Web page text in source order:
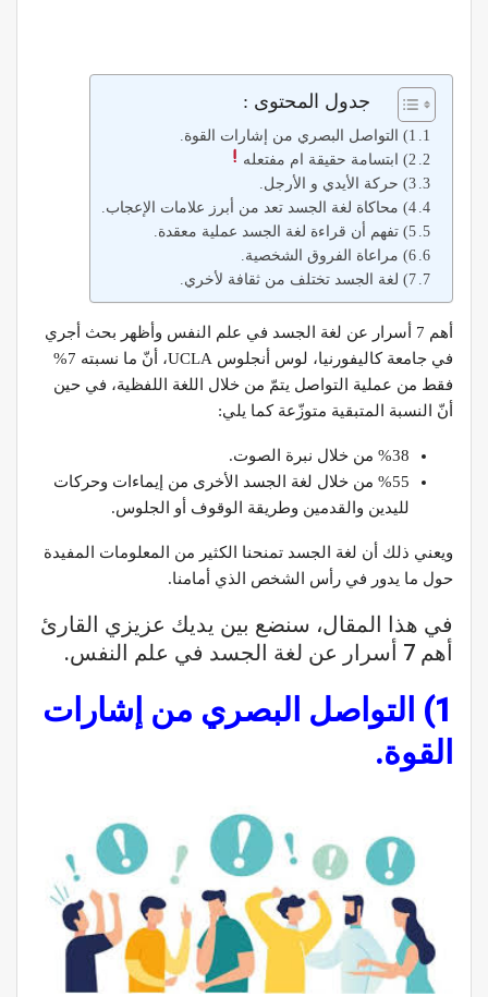
جدول المحتوى :
1) التواصل البصري من إشارات القوة.
2) ابتسامة حقيقة ام مفتعله
3) حركة الأيدي و الأرجل.
4) محاكاة لغة الجسد تعد من أبرز علامات الإعجاب.
5) تفهم أن قراءة لغة الجسد عملية معقدة.
6) مراعاة الفروق الشخصية.
7) لغة الجسد تختلف من ثقافة لأخري.
أهم 7 أسرار عن لغة الجسد في علم النفس وأظهر بحث أجري
في جامعة كاليفورنيا، لوس أنجلوس UCLA، أنّ ما نسبته 7%
فقط من عملية التواصل يتمّ من خلال اللغة اللفظية، في حين
أنّ النسبة المتبقية متوزّعة كما يلي:
%38 من خلال نبرة الصوت.
%55 من خلال لغة الجسد الأخرى من إيماءات وحركات
لليدين والقدمين وطريقة الوقوف أو الجلوس.
ويعني ذلك أن لغة الجسد تمنحنا الكثير من المعلومات المفيدة
حول ما يدور في رأس الشخص الذي أمامنا.
في هذا المقال، سنضع بين يديك عزيزي القارئ
أهم 7 أسرار عن لغة الجسد في علم النفس.
1) التواصل البصري من إشارات
القوة.